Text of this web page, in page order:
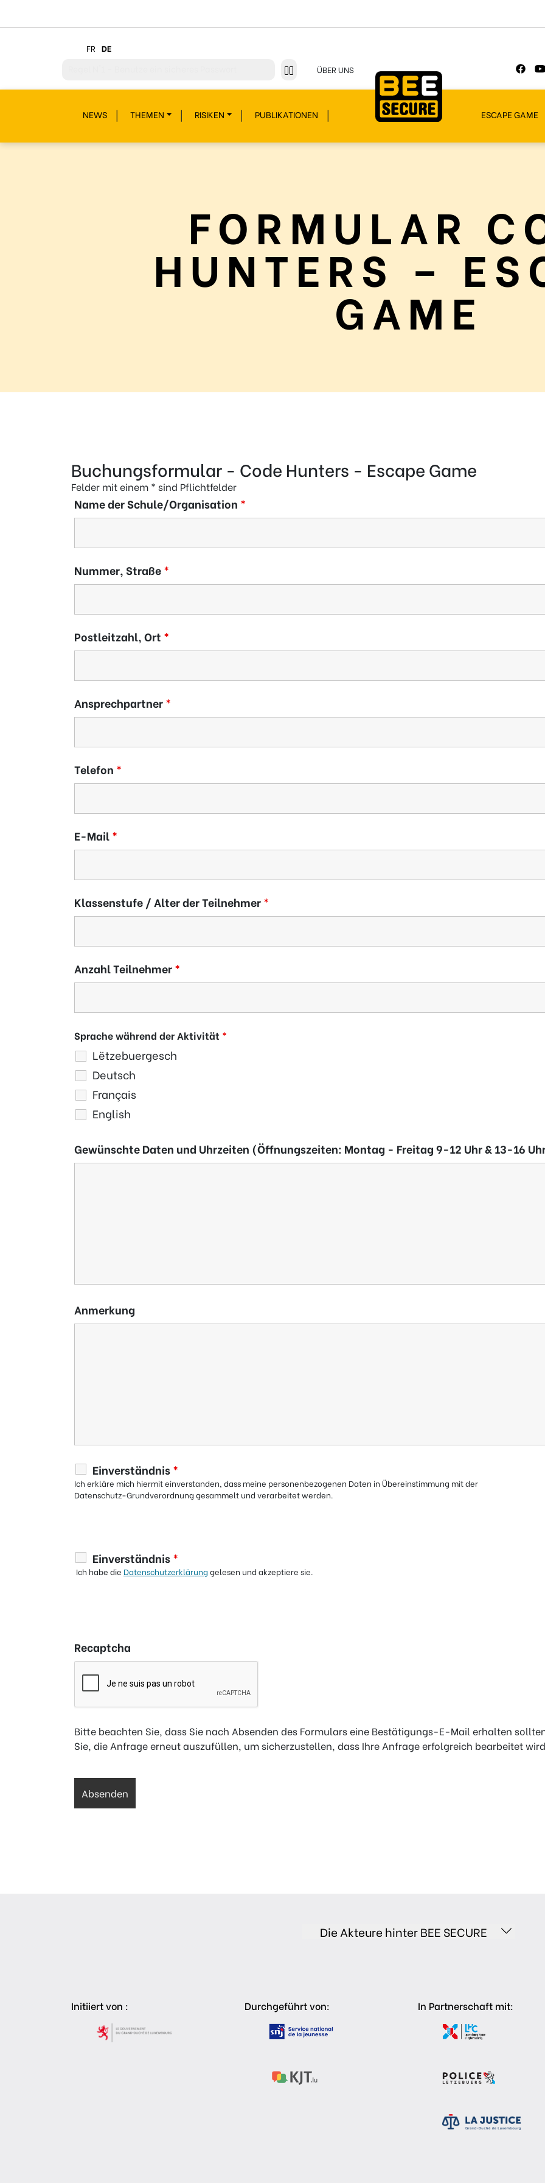
FR DE
RegelN°3 – Überdenke was du postest
RegelN°4 – Respektiere andere
RegelN°5 – Schütze dich vor Hackern/Malware
N°8- Schütze deine Geheimnisse
N°9 – Gönn dir auch mal eine Pause
N°1 – Benutze ein sicheres Passwort
ÜBER UNS
NEWS THEMEN RISIKEN PUBLIKATIONEN ESCAPE GAME
FORMULAR
HUNTERS –
GAME
Buchungsformular - Code Hunters - Escape Game
Felder mit einem * sind Pflichtfelder
Name der Schule/Organisation *
Nummer, Straße*
Postleitzahl, Ort *
Ansprechpartner*
Telefon *
E-Mail*
Klassenstufe / Alter der Teilnehmer*
Anzahl Teilnehmer*
Sprache während der Aktivität *
Lëtzebuergesch
Deutsch
Français
English
Gewünschte Daten und Uhrzeiten (Öffnungszeiten: Montag - Freitag 9-12 Uhr & 13-16
Anmerkung
Einverständnis*
Ich erkläre mich hiermit einverstanden, dass meine personenbezogenen Daten in Übereinstimmung mit der
Datenschutz-Grundverordnung gesammelt und verarbeitet werden.
Einverständnis*
Ich habe die Datenschutzerklärunggelesen und akzeptiere sie.
Recaptcha
Bitte beachten Sie, dass Sie nach Absenden des Formulars eine Bestätigungs-E-Mail erhalten
Sie, die Anfrage erneut auszufüllen, um sicherzustellen, dass Ihre Anfrage erfolgreich bearbeitet
Die Akteure hinter BEE SECURE
Initiiert von : Durchgeführt von: In Partnerschaft mit: